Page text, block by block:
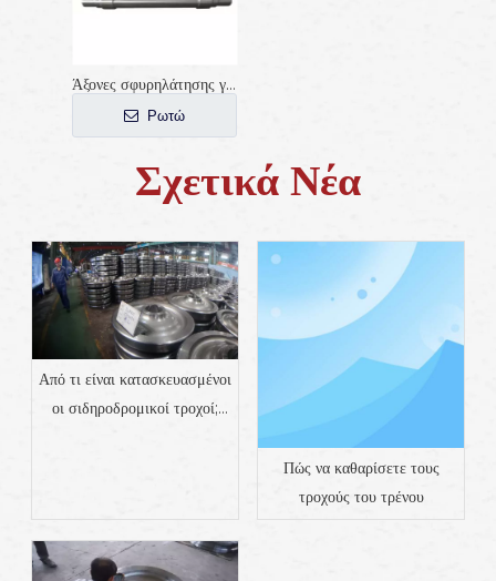
Άξονες σφυρηλάτησης για σιδηροδρομικό αυτοκίνητο
Ρωτώ
Σχετικά Νέα
Από τι είναι κατασκευασμένοι
οι σιδηροδρομικοί τροχοί;
Πώς να καθαρίσετε τους
τροχούς του τρένου